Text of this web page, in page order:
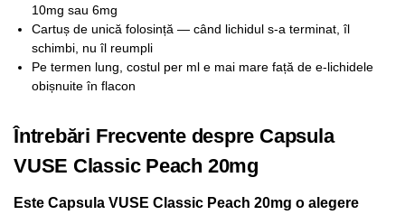
10mg sau 6mg
Cartuș de unică folosință — când lichidul s-a terminat, îl
schimbi, nu îl reumpli
Pe termen lung, costul per ml e mai mare față de e-lichidele
obișnuite în flacon
Întrebări Frecvente despre Capsula
VUSE Classic Peach 20mg
Este Capsula VUSE Classic Peach 20mg o alegere